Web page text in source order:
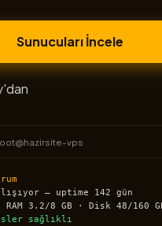
vps
— uptime 142 gün
RAM 3.2/8 GB · Disk 48/160
sağlıklı
Sunucuları İncele